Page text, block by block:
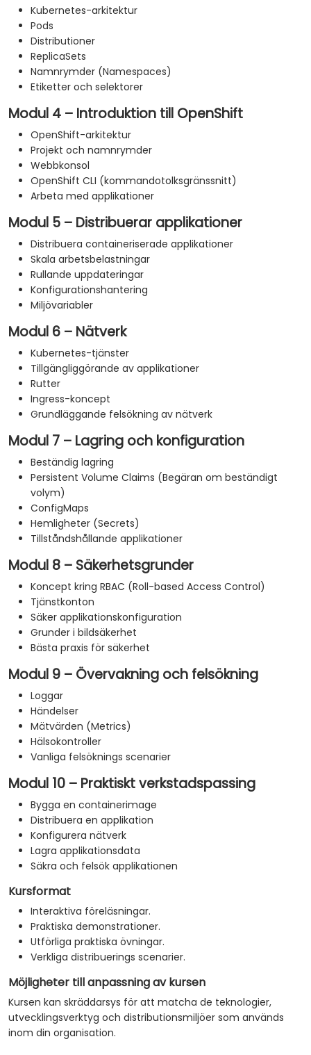
Kubernetes-arkitektur
Pods
Distributioner
ReplicaSets
Namnrymder (Namespaces)
Etiketter och selektorer
Modul 4 – Introduktion till OpenShift
OpenShift-arkitektur
Projekt och namnrymder
Webbkonsol
OpenShift CLI (kommandotolksgränssnitt)
Arbeta med applikationer
Modul 5 – Distribuerar applikationer
Distribuera containeriserade applikationer
Skala arbetsbelastningar
Rullande uppdateringar
Konfigurationshantering
Miljövariabler
Modul 6 – Nätverk
Kubernetes-tjänster
Tillgängliggörande av applikationer
Rutter
Ingress-koncept
Grundläggande felsökning av nätverk
Modul 7 – Lagring och konfiguration
Beständig lagring
Persistent Volume Claims (Begäran om beständigt
volym)
ConfigMaps
Hemligheter (Secrets)
Tillståndshållande applikationer
Modul 8 – Säkerhetsgrunder
Koncept kring RBAC (Roll-based Access Control)
Tjänstkonton
Säker applikationskonfiguration
Grunder i bildsäkerhet
Bästa praxis för säkerhet
Modul 9 – Övervakning och felsökning
Loggar
Händelser
Mätvärden (Metrics)
Hälsokontroller
Vanliga felsöknings scenarier
Modul 10 – Praktiskt verkstadspassing
Bygga en containerimage
Distribuera en applikation
Konfigurera nätverk
Lagra applikationsdata
Säkra och felsök applikationen
Kursformat
Interaktiva föreläsningar.
Praktiska demonstrationer.
Utförliga praktiska övningar.
Verkliga distribuerings scenarier.
Möjligheter till anpassning av kursen
Kursen kan skräddarsys för att matcha de teknologier,
utvecklingsverktyg och distributionsmiljöer som används
inom din organisation.